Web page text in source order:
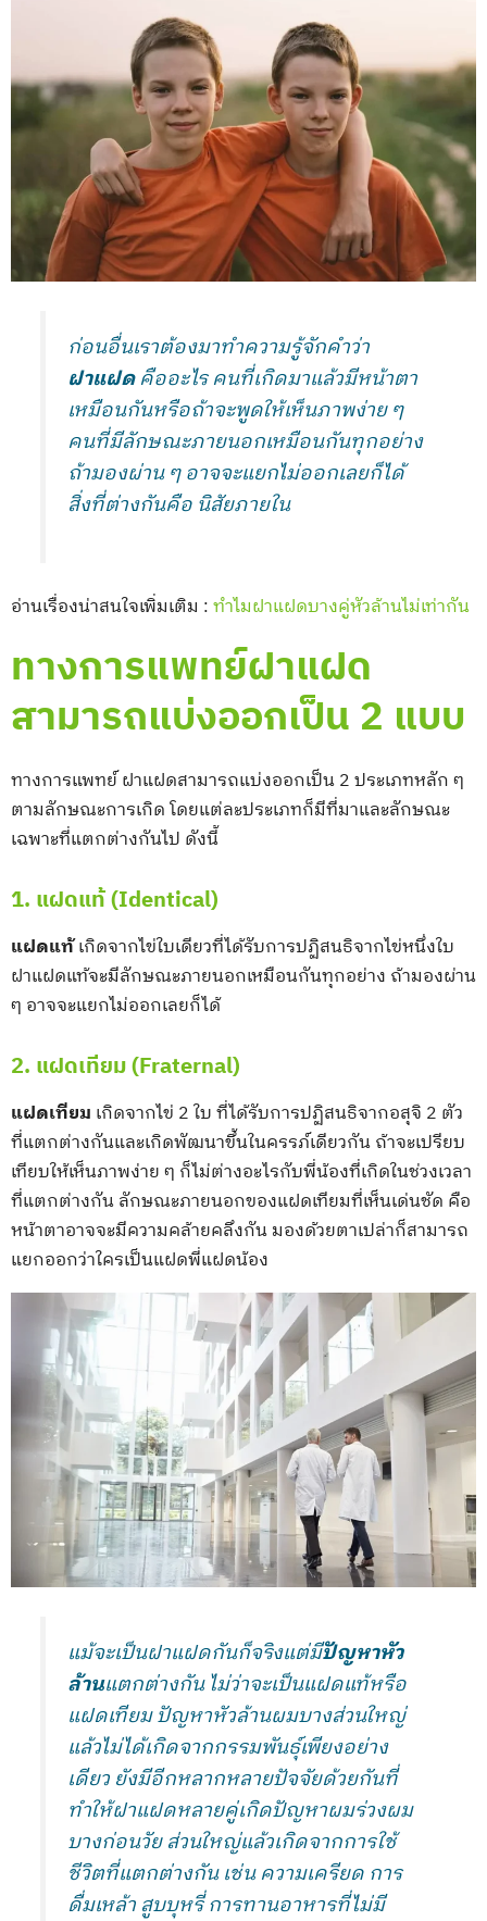
ก่อนอื่นเราต้องมาทำความรู้จักคำว่า
ฝาแฝดคืออะไร คนที่เกิดมาแล้วมีหน้าตา
เหมือนกันหรือถ้าจะพูดให้เห็นภาพง่าย ๆ
คนที่มีลักษณะภายนอกเหมือนกันทุกอย่าง
ถ้ามองผ่าน ๆ อาจจะแยกไม่ออกเลยก็ได้
สิ่งที่ต่างกันคือ นิสัยภายใน
อ่านเรื่องน่าสนใจเพิ่มเติม :ทำไมฝาแฝดบางคู่หัวล้านไม่เท่ากัน
ทางการแพทย์ฝาแฝด
สามารถแบ่งออกเป็น 2 แบบ
ทางการแพทย์ ฝาแฝดสามารถแบ่งออกเป็น 2 ประเภทหลัก ๆ
ตามลักษณะการเกิด โดยแต่ละประเภทก็มีที่มาและลักษณะ
เฉพาะที่แตกต่างกันไป ดังนี้
1. แฝดแท้ (Identical)
แฝดแท้เกิดจากไข่ใบเดียวที่ได้รับการปฏิสนธิจากไข่หนึ่งใบ
ฝาแฝดแท้จะมีลักษณะภายนอกเหมือนกันทุกอย่าง ถ้ามองผ่าน
ๆ อาจจะแยกไม่ออกเลยก็ได้
2. แฝดเทียม (Fraternal)
แฝดเทียม เกิดจากไข่ 2 ใบ ที่ได้รับการปฏิสนธิจากอสุจิ 2 ตัว
ที่แตกต่างกันและเกิดพัฒนาขึ้นในครรภ์เดียวกัน ถ้าจะเปรียบ
เทียบให้เห็นภาพง่าย ๆ ก็ไม่ต่างอะไรกับพี่น้องที่เกิดในช่วงเวลา
ที่แตกต่างกัน ลักษณะภายนอกของแฝดเทียมที่เห็นเด่นชัด คือ
หน้าตาอาจจะมีความคล้ายคลึงกัน มองด้วยตาเปล่าก็สามารถ
แยกออกว่าใครเป็นแฝดพี่แฝดน้อง
แม้จะเป็นฝาแฝดกันก็จริงแต่มีปัญหาหัว
ล้านแตกต่างกัน ไม่ว่าจะเป็นแฝดแท้หรือ
แฝดเทียม ปัญหาหัวล้านผมบางส่วนใหญ่
แล้วไม่ได้เกิดจากกรรมพันธ์ุเพียงอย่าง
เดียว ยังมีอีกหลากหลายปัจจัยด้วยกันที่
ทำให้ฝาแฝดหลายคู่เกิดปัญหาผมร่วงผม
บางก่อนวัย ส่วนใหญ่แล้วเกิดจากการใช้
ชีวิตที่แตกต่างกัน เช่น ความเครียด การ
ดื่มเหล้า สูบบุหรี่ การทานอาหารที่ไม่มี